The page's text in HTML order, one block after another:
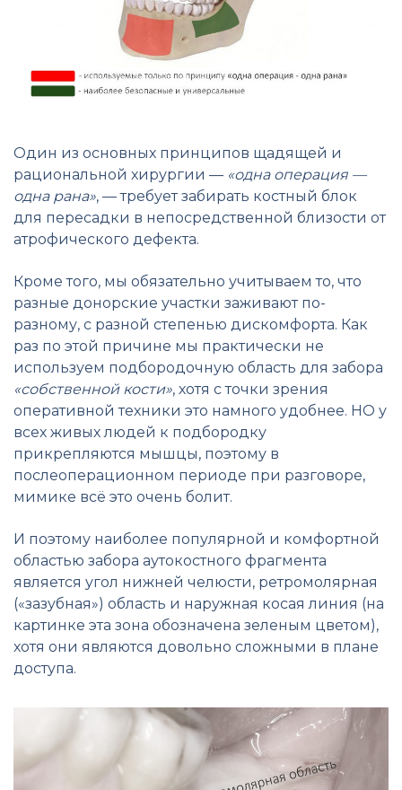
Один из основных принципов щадящей и
рациональной хирургии — «одна операция —
одна рана», — требует забирать костный блок
для пересадки в непосредственной близости от
атрофического дефекта.
Кроме того, мы обязательно учитываем то, что
разные донорские участки заживают по-
разному, с разной степенью дискомфорта. Как
раз по этой причине мы практически не
используем подбородочную область для забора
«собственной кости», хотя с точки зрения
оперативной техники это намного удобнее. НО у
всех живых людей к подбородку
прикрепляются мышцы, поэтому в
послеоперационном периоде при разговоре,
мимике всё это очень болит.
И поэтому наиболее популярной и комфортной
областью забора аутокостного фрагмента
является угол нижней челюсти, ретромолярная
(«зазубная») область и наружная косая линия (на
картинке эта зона обозначена зеленым цветом),
хотя они являются довольно сложными в плане
доступа.